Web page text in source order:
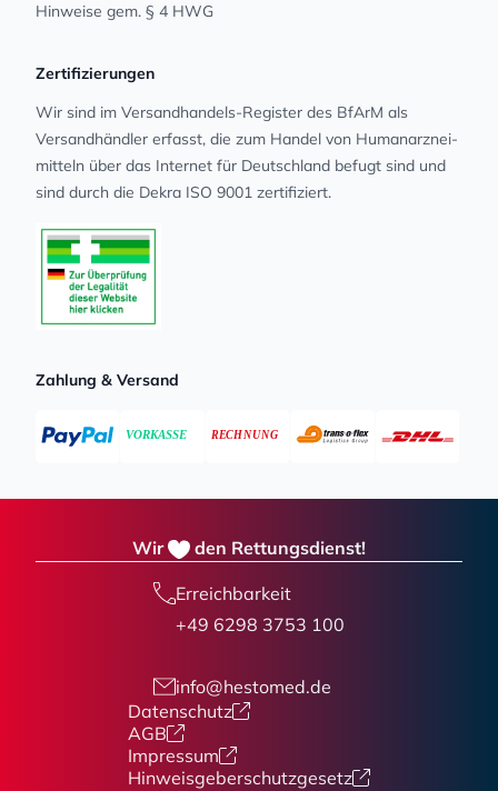
Hinweise gem. § 4 HWG
Zertifizierungen
Wir sind im Versandhandels-Register des BfArM als
Versandhändler erfasst, die zum Handel von Human­arz­nei­
mit­teln über das Internet für Deutschland befugt sind und
sind durch die Dekra ISO 9001 zertifiziert.
Zahlung & Versand
Wir den Rettungsdienst!
Erreichbarkeit
+49 6298 3753 100
info@hestomed.de
Datenschutz
AGB
Impressum
Hinweisgeberschutzgesetz